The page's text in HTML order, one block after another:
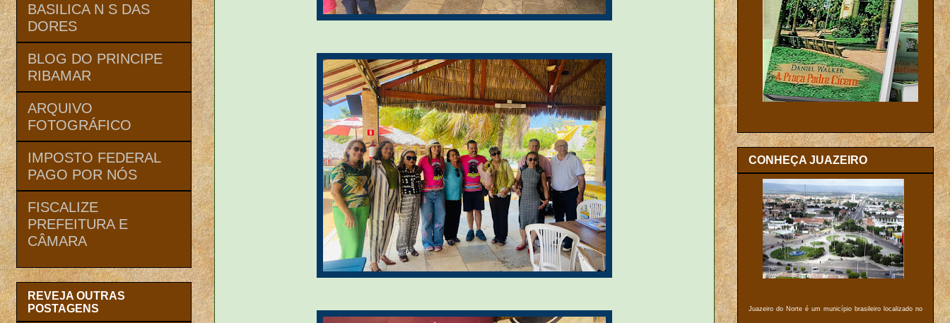
BASILICA N S DAS
DORES
BLOG DO PRINCIPE
RIBAMAR
ARQUIVO
FOTOGRÁFICO
IMPOSTO FEDERAL
PAGO POR NÓS
FISCALIZE
PREFEITURA E
CÂMARA
REVEJA OUTRAS
POSTAGENS
CONHEÇA JUAZEIRO
Juazeiro do Norte é um município brasileiro localizado no